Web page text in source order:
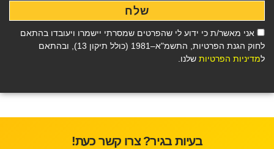
אני מאשר/ת כי ידוע לי שהפרטים שמסרתי יישמרו ויעובדו בהתאם
לחוק הגנת הפרטיות, התשמ"א–1981 (כולל תיקון 13), ובהתאם
למדיניות הפרטיות שלנו.
שלח
בעיות בגיר? צרו קשר כעת!